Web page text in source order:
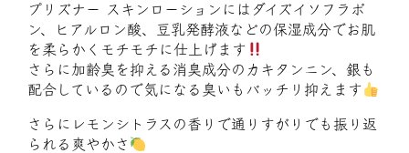
プリズナー スキンローションにはダイズイソフラボ
ン、ヒアルロン酸、豆乳発酵液などの保湿成分でお肌
を柔らかくモチモチに仕上げます
さらに加齢臭を抑える消臭成分のカキタンニン、銀も
配合しているので気になる臭いもバッチリ抑えます
さらにレモンシトラスの香りで通りすがりでも振り返
られる爽やかさ